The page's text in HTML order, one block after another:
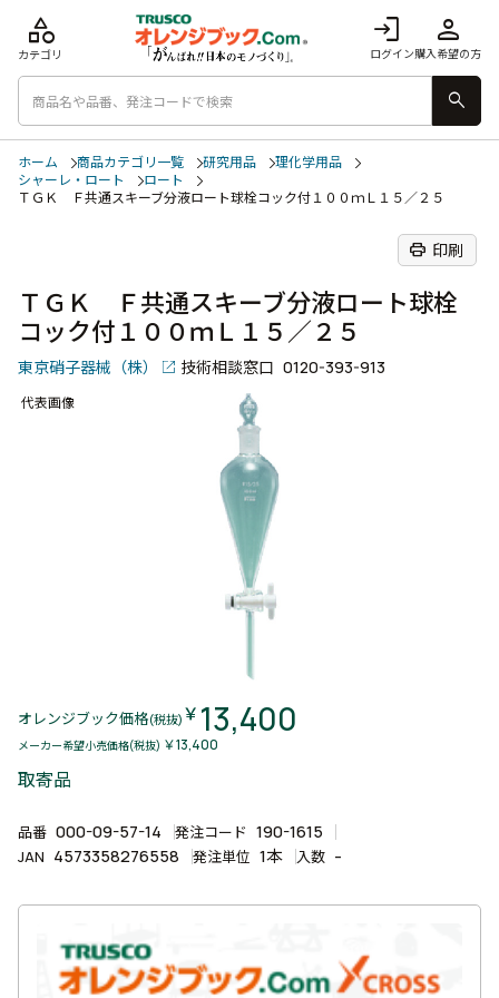
login
ログイン
person
購入希望の方
category
カテゴリ
search
ホーム 商品カテゴリ一覧 研究用品
理化学用品
シャーレ・ロート
ロート
ＴＧＫ Ｆ共通スキーブ分液ロート球栓コック付１００ｍＬ１５／２５
print 印刷
ＴＧＫ Ｆ共通スキーブ分液ロート球栓
コック付１００ｍＬ１５／２５
東京硝子器械（株） 技術相談窓口 0120-393-913
代表画像
オレンジブック価格(税抜) ￥ 13,400
メーカー希望小売価格(税抜) ￥13,400
取寄品
品番 000-09-57-14 発注コード 190-1615
JAN 4573358276558 発注単位 1本 入数 -